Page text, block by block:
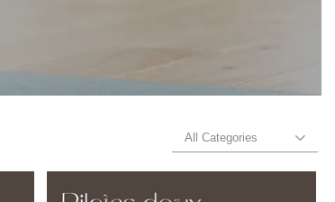
All Categories